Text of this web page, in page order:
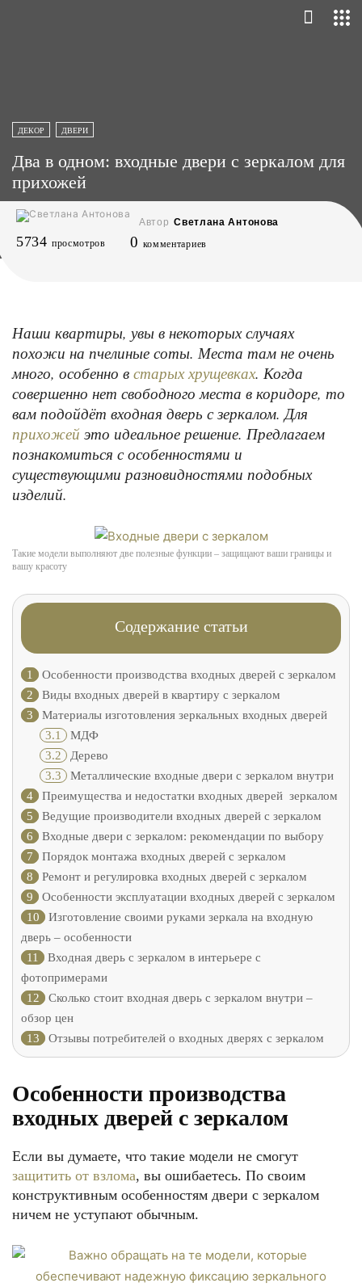
ДЕКОР ДВЕРИ
Два в одном: входные двери с зеркалом для
прихожей
Автор Светлана Антонова
5734 просмотров 0 комментариев
Наши квартиры, увы в некоторых случаях
похожи на пчелиные соты. Места там не очень
много, особенно в старых хрущевках. Когда
совершенно нет свободного места в коридоре, то
вам подойдёт входная дверь с зеркалом. Для
прихожей это идеальное решение. Предлагаем
познакомиться с особенностями и
существующими разновидностями подобных
изделий.
Такие модели выполняют две полезные функции – защищают ваши границы и
вашу красоту
Содержание статьи
1
Особенности производства входных дверей с зеркалом
2
Виды входных дверей в квартиру с зеркалом
3
Материалы изготовления зеркальных входных дверей
3.1 МДФ
3.2 Дерево
3.3 Металлические входные двери с зеркалом внутри
4
Преимущества и недостатки входных дверей зеркалом
5
Ведущие производители входных дверей с зеркалом
6
Входные двери с зеркалом: рекомендации по выбору
7
Порядок монтажа входных дверей с зеркалом
8
Ремонт и регулировка входных дверей с зеркалом
9
Особенности эксплуатации входных дверей с зеркалом
10
Изготовление своими руками зеркала на входную
дверь – особенности
11
Входная дверь с зеркалом в интерьере с
фотопримерами
12
Сколько стоит входная дверь с зеркалом внутри –
обзор цен
13
Отзывы потребителей о входных дверях с зеркалом
Особенности производства
входных дверей с зеркалом
Если вы думаете, что такие модели не смогут
защитить от взлома, вы ошибаетесь. По своим
конструктивным особенностям двери с зеркалом
ничем не уступают обычным.